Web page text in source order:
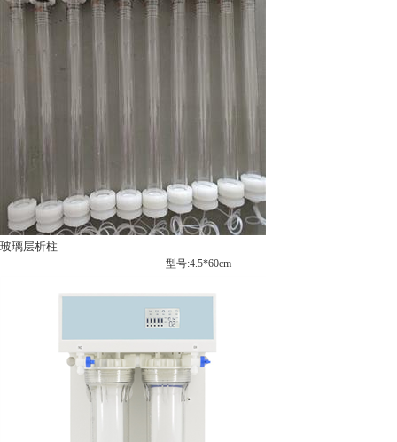
玻璃层析柱
型号:4.5*60cm